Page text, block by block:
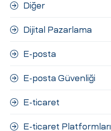
Diğer
Dijital Pazarlama
E-posta
E-posta Güvenliği
E-ticaret
E-ticaret Platformları